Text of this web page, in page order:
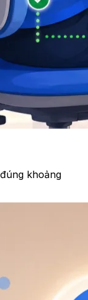
khoảng